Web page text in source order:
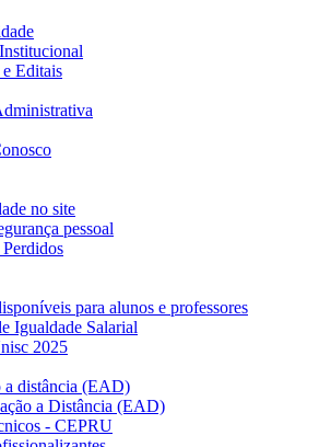
Editais
no site
pessoal
para alunos e professores
Igualdade Salarial
2025
a distância (EAD)
a Distância (EAD)
- CEPRU